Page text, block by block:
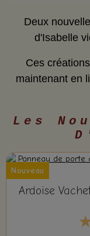
Deux
d'Isabelle
Ces
maintenant en
Les
Nouveau
Ardoise